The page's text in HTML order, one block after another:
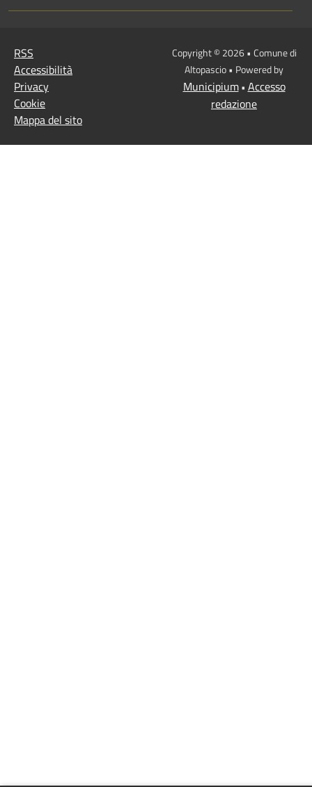
RSS
Accessibilità
Privacy
Cookie
Mappa del sito
Copyright © 2026 • Comune di
Altopascio • Powered by
Municipium• Accesso
redazione